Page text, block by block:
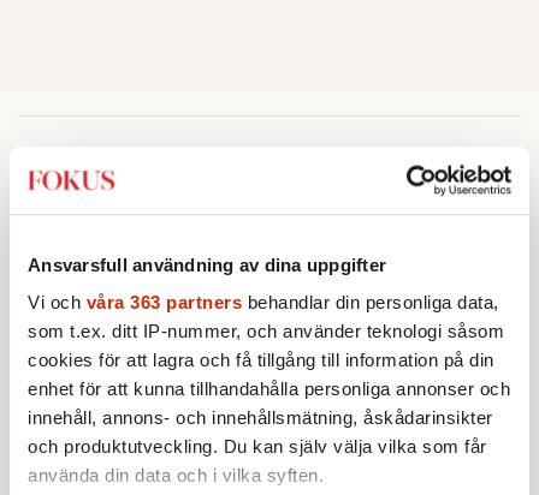
Ansvarsfull användning av dina uppgifter
Vi och våra 363 partners behandlar din personliga data,
som t.ex. ditt IP-nummer, och använder teknologi såsom
cookies för att lagra och få tillgång till information på din
enhet för att kunna tillhandahålla personliga annonser och
innehåll, annons- och innehållsmätning, åskådarinsikter
och produktutveckling. Du kan själv välja vilka som får
använda din data och i vilka syften.
ett fascinerande mysterium”
Christopher Nolans nya storfilm
”The Odyssey”. Nu berättar
stjärnregissören om
fascinationen för Homeros
klassiska epos.
Av: Gunnar Rehlin•
INTERVJU KULTUR
”Hon är fan skitsöt”
När Björn Stein och Amy
Deasismont tar sig an John